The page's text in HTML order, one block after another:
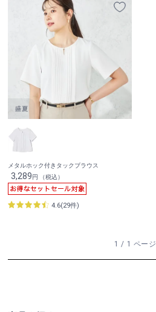
メタルホック付きタックブラウス
3,289円 （税込）
4.6(29件)
1 / 1 ページ